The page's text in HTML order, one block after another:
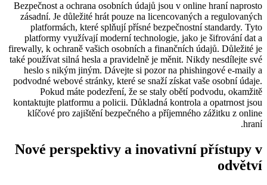
Bezpečnost a ochrana osobních údajů jsou v online hraní naprosto
zásadní. Je důležité hrát pouze na licencovaných a regulovaných
platformách, které splňují přísné bezpečnostní standardy. Tyto
platformy využívají moderní technologie, jako je šifrování dat a
firewally, k ochraně vašich osobních a finančních údajů. Důležité je
také používat silná hesla a pravidelně je měnit. Nikdy nesdílejte své
heslo s nikým jiným. Dávejte si pozor na phishingové e-maily a
podvodné webové stránky, které se snaží získat vaše osobní údaje.
Pokud máte podezření, že se staly obětí podvodu, okamžitě
kontaktujte platformu a policii. Důkladná kontrola a opatrnost jsou
klíčové pro zajištění bezpečného a příjemného zážitku z online
hraní.
Nové perspektivy a inovativní přístupy v
odvětví